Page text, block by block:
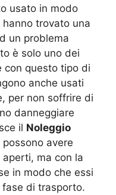
usato in modo
trovato una
un problema
è solo uno dei
con questo tipo di
anche usati
per non soffrire di
danneggiare
il Noleggio
possono avere
ma con la
in modo che essi
di trasporto.